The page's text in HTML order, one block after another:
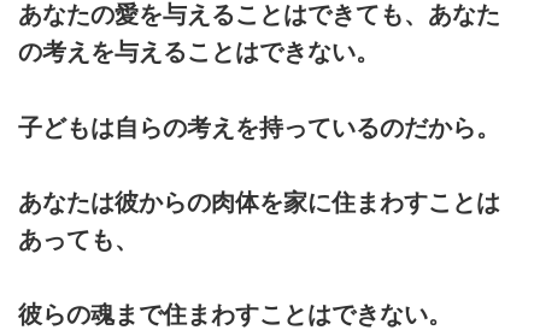
あなたの愛を与えることはできても、あなた
の考えを与えることはできない。
子どもは自らの考えを持っているのだから。
あなたは彼からの肉体を家に住まわすことは
あっても、
彼らの魂まで住まわすことはできない。